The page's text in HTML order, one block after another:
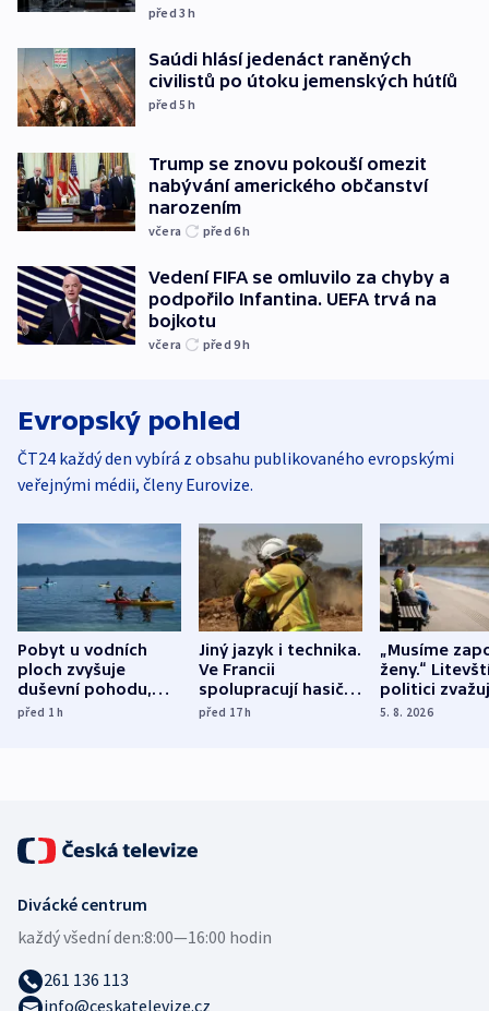
před 3h
Saúdi hlásí jedenáct raněných
civilistů po útoku jemenských hútíů
před 5h
Trump se znovu pokouší omezit
nabývání amerického občanství
narozením
včera před 6h
Vedení FIFA se omluvilo za chyby a
podpořilo Infantina. UEFA trvá na
bojkotu
včera před 9h
Evropský pohled
ČT24 každý den vybírá z obsahu publikovaného evropskými
veřejnými médii, členy Eurovize.
Pobyt u vodních
ploch zvyšuje
duševní pohodu,
ukázala
před 1h
Jiný jazyk i technika.
Ve Francii
spolupracují hasiči z
různých zemí
před 17h
„Musíme
ženy.“
politici
dohodu o
5. 8. 2026
Divácké centrum
každý všední den:8:00—16:00 hodin
261 136 113
info@ceskatelevize.cz